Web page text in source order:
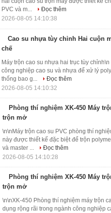
PVC và m...
Đọc thêm
2026-08-05 14:10:38
Cao su nhựa tùy chỉnh Hai cuộn
chế
Máy trộn cao su nhựa hai trục tùy
công nghiệp cao su và nhựa để xử lý
thống bao g...
Đọc thêm
2026-08-05 14:10:32
Phòng thí nghiệm XK-450 Máy
trộn mở
\n\nMáy trộn cao su PVC phòng thí
này được thiết kế đặc biệt để trộn
và master ...
Đọc thêm
2026-08-05 14:10:28
Phòng thí nghiệm XK-450 Máy
trộn mở
\n\nXK-450 Phòng thí nghiệm máy trộn
dụng rộng rãi trong ngành công nghiệp